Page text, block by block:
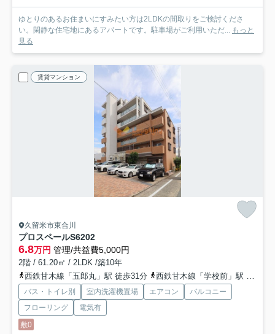
ゆとりのあるお住まいにすみたい方は2LDKの間取りをご検討くださ
い。閑静な住宅地にあるアパートです。駐車場がご利用いただ... もっと
見る
賃貸マンション
久留米市東合川
プロスペールS6202
6.8万円 管理/共益費5,000円
2階 / 61.20㎡ / 2LDK /築10年
西鉄甘木線「五郎丸」駅 徒歩31分
西鉄甘木線「学校前」駅 徒歩28分
バス・トイレ別 室内洗濯機置場 エアコン
バルコニー
フローリング
電気有
敷0